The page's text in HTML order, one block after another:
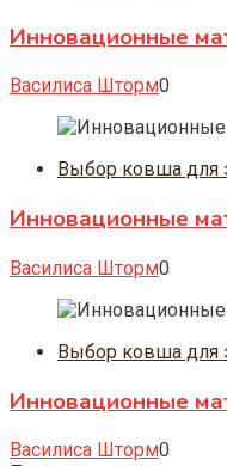
Инновационные
Василиса Шторм0
Выбор ковша для
Инновационные
Василиса Шторм0
Выбор ковша для
Инновационные
Василиса Шторм0